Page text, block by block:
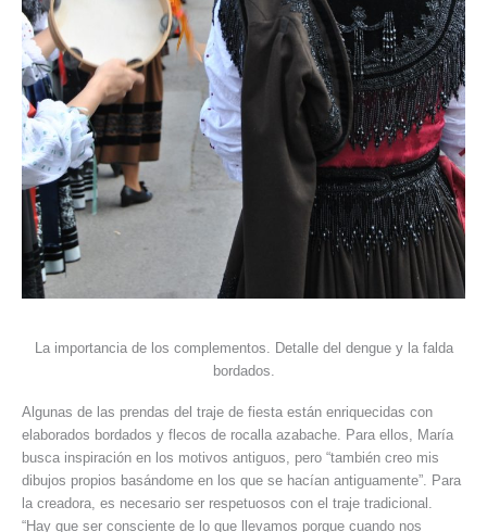
La importancia de los complementos. Detalle del dengue y la falda
bordados.
Algunas de las prendas del traje de fiesta están enriquecidas con
elaborados bordados y flecos de rocalla azabache. Para ellos, María
busca inspiración en los motivos antiguos, pero “también creo mis
dibujos propios basándome en los que se hacían antiguamente”. Para
la creadora, es necesario ser respetuosos con el traje tradicional.
“Hay que ser consciente de lo que llevamos porque cuando nos